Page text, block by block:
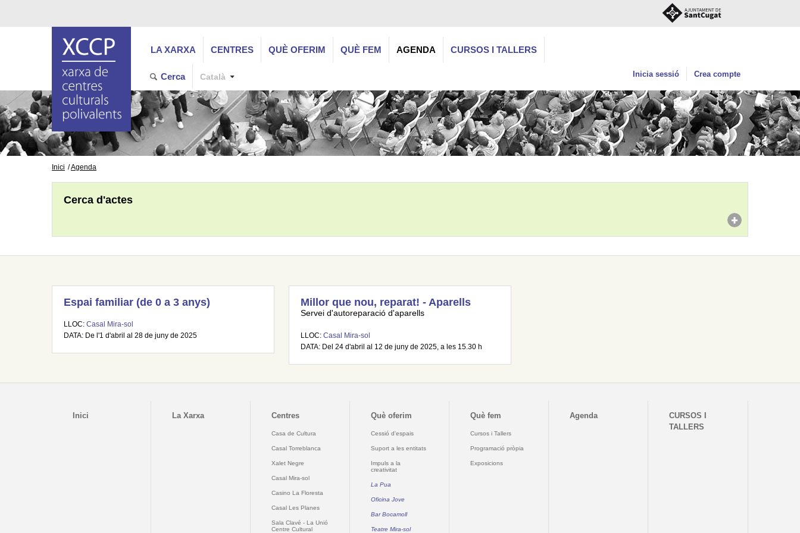
LA XARXA CENTRES QUÈ OFERIM QUÈ FEM AGENDA CURSOS I TALLERS
Cerca Català Inicia sessió Crea compte
Inici Agenda
Cerca d'actes
Espai familiar (de 0 a 3 anys)
LLOC: Casal Mira-sol
DATA: De l'1 d'abril al 28 de juny de 2025
Millor que nou, reparat! - Aparells
Servei d'autoreparació d'aparells
LLOC: Casal Mira-sol
DATA: Del 24 d'abril al 12 de juny de 2025, a les 15.30 h
Inici La Xarxa Centres
Casa de Cultura
Casal Torreblanca
Xalet Negre
Casal Mira-sol
Casino La Floresta
Casal Les Planes
Sala Clavé - La Unió
Centre Cultural
Què oferim
Cessió d'espais
Suport a les entitats
Impuls a la
creativitat
La Pua
Oficina Jove
Bar Bocamoll
Teatre Mira-sol
Què fem
Cursos i Tallers
Programació pròpia
Exposicions
Agenda
CURSOS I
TALLERS